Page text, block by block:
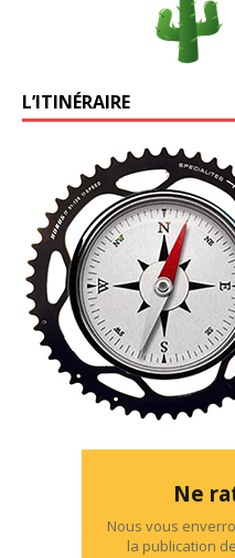
L’ITINÉRAIRE
Ne
Nous vous
la publication